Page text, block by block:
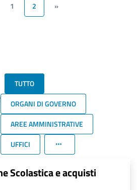
1 2 »
TUTTO
ORGANI DI GOVERNO
AREE AMMINISTRATIVE
UFFICI
Scolastica e acquisti